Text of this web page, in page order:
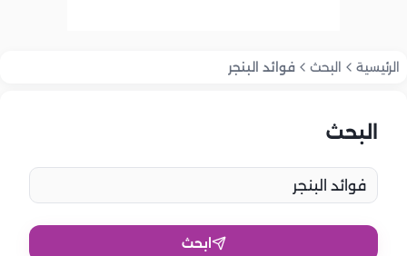
الرئيسية البحث فوائد البنجر
البحث
ابحث